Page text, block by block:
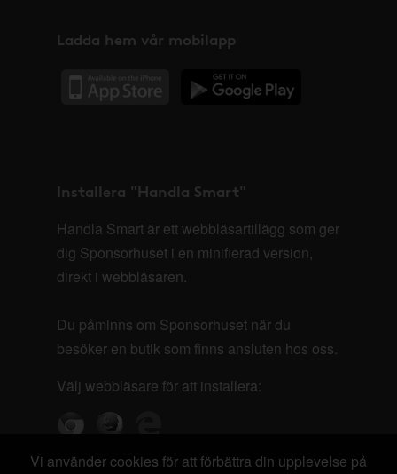
Ladda hem vår mobilapp
Installera "Handla Smart"
Handla Smart är ett webbläsartillägg som ger
dig Sponsorhuset i en minifierad version,
direkt i webbläsaren.
Du påminns om Sponsorhuset när du
besöker en butik som finns ansluten hos oss.
Välj webbläsare för att installera:
Vi använder cookies för att förbättra din upplevelse på